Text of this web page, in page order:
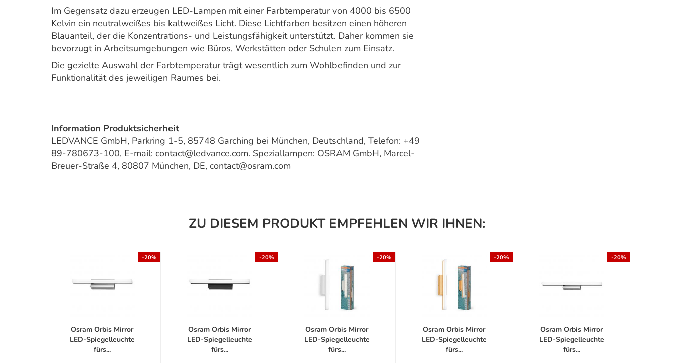
Im Gegensatz dazu erzeugen LED-Lampen mit einer Farbtemperatur von 4000 bis 6500
Kelvin ein neutralweißes bis kaltweißes Licht. Diese Lichtfarben besitzen einen höheren
Blauanteil, der die Konzentrations- und Leistungsfähigkeit unterstützt. Daher kommen sie
bevorzugt in Arbeitsumgebungen wie Büros, Werkstätten oder Schulen zum Einsatz.
Die gezielte Auswahl der Farbtemperatur trägt wesentlich zum Wohlbefinden und zur
Funktionalität des jeweiligen Raumes bei.
Information Produktsicherheit
LEDVANCE GmbH, Parkring 1-5, 85748 Garching bei München, Deutschland, Telefon: +49
89-780673-100, E-mail: contact@ledvance.com. Speziallampen: OSRAM GmbH, Marcel-
Breuer-Straße 4, 80807 München, DE, contact@osram.com
ZU DIESEM PRODUKT EMPFEHLEN WIR IHNEN:
-20%
Osram Orbis Mirror
LED-Spiegelleuchte
fürs...
-20%
Osram Orbis Mirror
LED-Spiegelleuchte
fürs...
-20%
Osram Orbis Mirror
LED-Spiegelleuchte
fürs...
-20%
Osram Orbis Mirror
LED-Spiegelleuchte
fürs...
-20%
Osram Orbis Mirror
LED-Spiegelleuchte
fürs...